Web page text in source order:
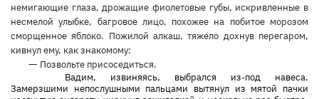
немигающие глаза, дрожащие фиолетовые губы, искривленные в
несмелой улыбке, багровое лицо, похожее на побитое морозом
сморщенное яблоко. Пожилой алкаш, тяжело дохнув перегаром,
кивнул ему, как знакомому:
— Позвольте присоседиться.
Вадим, извиняясь, выбрался из-под навеса.
Замерзшими непослушными пальцами вытянул из мятой пачки